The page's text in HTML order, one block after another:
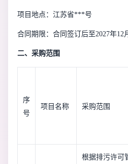
项目地点：江苏省***号
合同期限：合同签订后至2027年12
二、采购范围
序
号
项目名称 采购范围
根据排污许可